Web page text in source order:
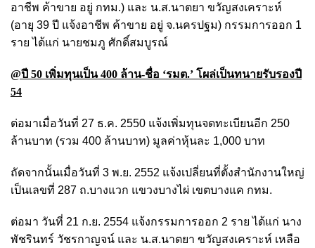
อาชีพ ค้าขาย อยู่ กทม.) และ น.ส.นาตยา ขวัญสงเคราะห์
(อายุ 39 ปี แจ้งอาชีพ ค้าขาย อยู่ จ.นครปฐม) กรรมการออก 1
ราย ได้แก่ นายชมภู ศักดิ์สมบูรณ์
@ปี 50 เพิ่มทุนเป็น 400 ล้าน-ชื่อ ‘รมต.’ โผล่เป็นทนายรับรองปี
54
ต่อมาเมื่อวันที่ 27 ธ.ค. 2550 แจ้งเพิ่มทุนจดทะเบียนอีก 250
ล้านบาท (รวม 400 ล้านบาท) มูลค่าหุ้นละ 1,000 บาท
ถัดจากนั้นเมื่อวันที่ 3 พ.ย. 2552 แจ้งเปลี่ยนที่ตั้งสำนักงานใหญ่
เป็นเลขที่ 287 ถ.บางแวก แขวงบางไผ่ เขตบางแค กทม.
ต่อมา วันที่ 21 ก.ย. 2554 แจ้งกรรมการออก 2 ราย ได้แก่ นาง
พัชรินทร์ วัชรกาญจน์ และ น.ส.นาตยา ขวัญสงเคราะห์ เหลือ